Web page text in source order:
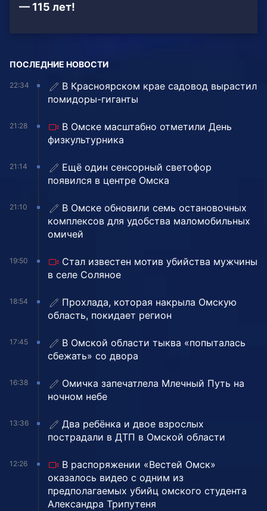
— 115 лет!
ПОСЛЕДНИЕ НОВОСТИ
22:34
В Красноярском крае садовод вырастил
помидоры-гиганты
21:28
В Омске масштабно отметили День
физкультурника
21:14
Ещё один сенсорный светофор
появился в центре Омска
21:10
В Омске обновили семь остановочных
комплексов для удобства маломобильных
омичей
19:50
Стал известен мотив убийства мужчины
в селе Соляное
18:54
Прохлада, которая накрыла Омскую
область, покидает регион
17:45
В Омской области тыква «попыталась
сбежать» со двора
16:38
Омичка запечатлела Млечный Путь на
ночном небе
13:36
Два ребёнка и двое взрослых
пострадали в ДТП в Омской области
12:26
В распоряжении «Вестей Омск»
оказалось видео с одним из
предполагаемых убийц омского студента
Александра Трипутеня